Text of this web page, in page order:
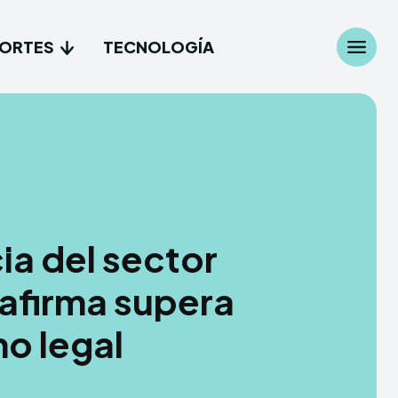
TECNOLOGÍA
del sector
supera
legal